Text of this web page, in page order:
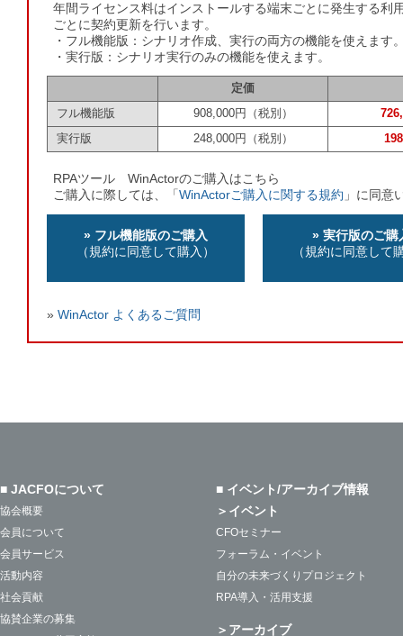
年間ライセンス料はインストールする端末ごとに発生する利
ごとに契約更新を行います。
・フル機能版：シナリオ作成、実行の両方の機能を使えます
・実行版：シナリオ実行のみの機能を使えます。
定価
フル機能版
908,000円（税別）
実行版
248,000円（税別）
RPAツール WinActorのご購入はこちら
ご購入に際しては、「WinActorご購入に関する規約 」に同意
» フル機能版のご購入
（規約に同意して購入）
» 実行版のご購
（規約に同意して
WinActor よくあるご質問
■ JACFOについて
協会概要
会員について
会員サービス
活動内容
社会貢献
協賛企業の募集
■ イベント/アーカイブ情報
＞イベント
CFOセミナー
フォーラム・イベント
自分の未来づくりプロジェクト
RPA導入・活用支援
＞アーカイブ